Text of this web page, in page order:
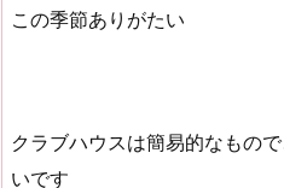
この季節ありがたい
クラブハウスは簡易的なもの
いです